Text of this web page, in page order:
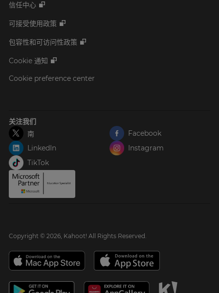
信任中心
可接受使用政策
包容性和可访问性政策
Cookie 通知
Cookie preference center
关注我们
南
Facebook
LinkedIn
Instagram
TikTok
Copyright © 2026, Kahoot! All Rights Reserved.